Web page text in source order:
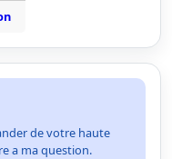
de votre haute
a ma question.